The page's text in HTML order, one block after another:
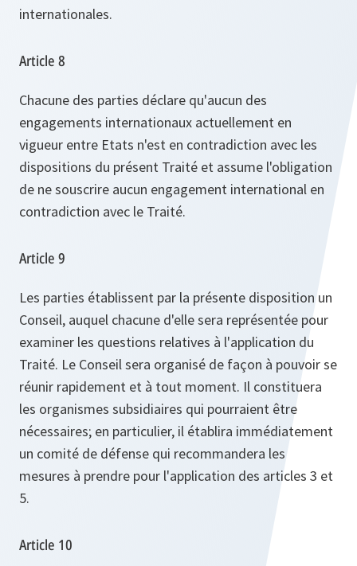
internationales.
Article 8
Chacune des parties déclare qu'aucun des
engagements internationaux actuellement en
vigueur entre Etats n'est en contradiction avec les
dispositions du présent Traité et assume l'obligation
de ne souscrire aucun engagement international en
contradiction avec le Traité.
Article 9
Les parties établissent par la présente disposition un
Conseil, auquel chacune d'elle sera représentée pour
examiner les questions relatives à l'application du
Traité. Le Conseil sera organisé de façon à pouvoir se
réunir rapidement et à tout moment. Il constituera
les organismes subsidiaires qui pourraient être
nécessaires; en particulier, il établira immédiatement
un comité de défense qui recommandera les
mesures à prendre pour l'application des articles 3 et
5.
Article 10